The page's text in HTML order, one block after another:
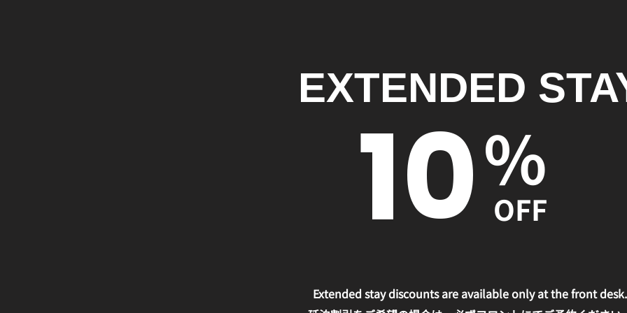
EXTENDED
%
OFF
10
Extended stay discounts are available only at the front desk.